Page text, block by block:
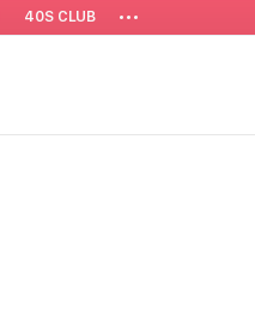
40S CLUB